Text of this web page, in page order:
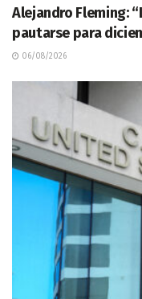
Alejandro Fleming:
pautarse para
06/08/2026